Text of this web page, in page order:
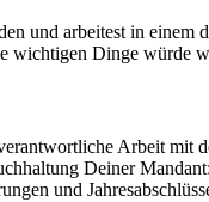
und arbeitest in einem
wichtigen Dinge würde
Arbeit mit
Deiner
und